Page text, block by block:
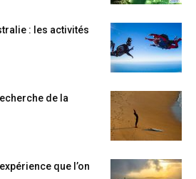
: les activités
de la
que l’on